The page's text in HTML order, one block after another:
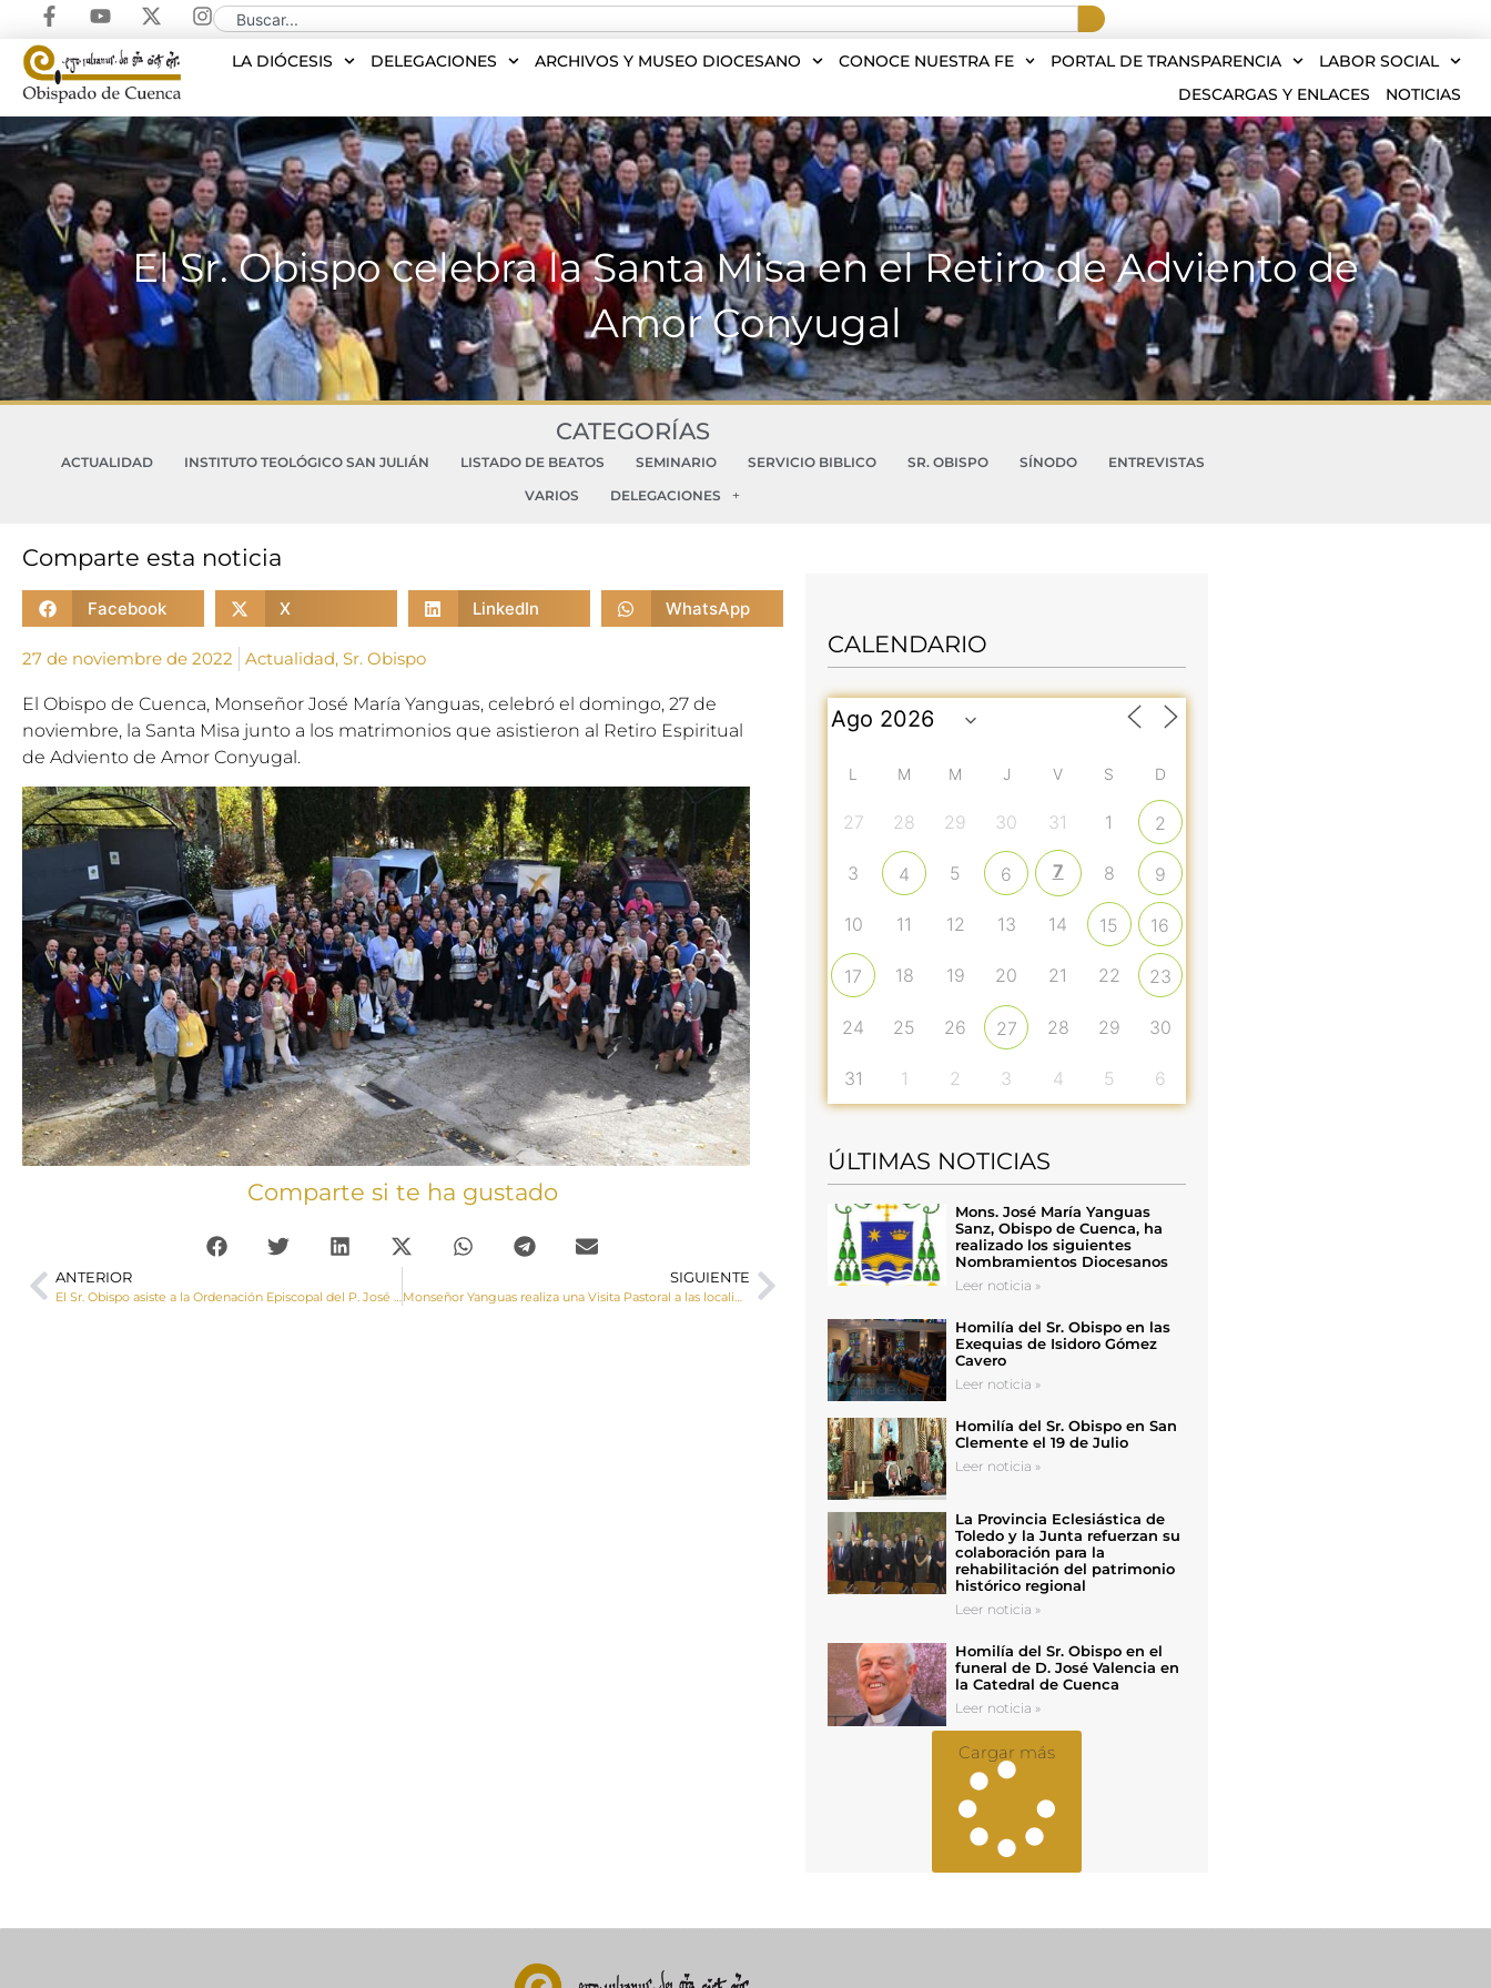
LA DIÓCESIS DELEGACIONES ARCHIVOS Y MUSEO DIOCESANO CONOCE NUESTRA FE PORTAL DE TRANSPARENCIA
LABOR SOCIAL
DESCARGAS Y ENLACES
NOTICIAS
El Sr. Obispo celebra la Santa Misa en el Retiro de Adviento de
Amor Conyugal
CATEGORÍAS
ACTUALIDAD INSTITUTO TEOLÓGICO SAN JULIÁN LISTADO DE BEATOS SEMINARIO SERVICIO BIBLICO SR. OBISPO SÍNODO
ENTREVISTAS
VARIOS
DELEGACIONES
Comparte esta noticia
Facebook X LinkedIn WhatsApp
27 de noviembre de 2022 Actualidad, Sr. Obispo
El Obispo de Cuenca, Monseñor José María Yanguas, celebró el domingo, 27 de
noviembre, la Santa Misa junto a los matrimonios que asistieron al Retiro Espiritual
de Adviento de Amor Conyugal.
Comparte si te ha gustado
ANTERIOR SIGUIENTE
CALENDARIO
L M M J V S D
27 28 29 30 31 1 2
3 4 5 6 7 8 9
10 11 12 13 14 15 16
17 18 19 20 21 22 23
24 25 26 27 28 29 30
31 1 2 3 4 5 6
ÚLTIMAS NOTICIAS
Mons. José María Yanguas
Sanz, Obispo de Cuenca, ha
realizado los siguientes
Nombramientos Diocesanos
Leer noticia »
Homilía del Sr. Obispo en las
Exequias de Isidoro Gómez
Cavero
Leer noticia »
Homilía del Sr. Obispo en San
Clemente el 19 de Julio
Leer noticia »
La Provincia Eclesiástica de
Toledo y la Junta refuerzan su
colaboración para la
rehabilitación del patrimonio
histórico regional
Leer noticia »
Homilía del Sr. Obispo en el
funeral de D. José Valencia en
la Catedral de Cuenca
Leer noticia »
Cargar más